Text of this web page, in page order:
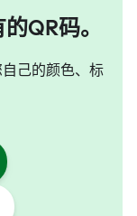
QR码。
己的颜色、标